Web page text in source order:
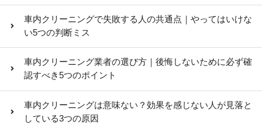
車内クリーニングで失敗する人の共通点｜やってはいけな
い5つの判断ミス
車内クリーニング業者の選び方｜後悔しないために必ず確
認すべき5つのポイント
車内クリーニングは意味ない？効果を感じない人が見落と
している3つの原因